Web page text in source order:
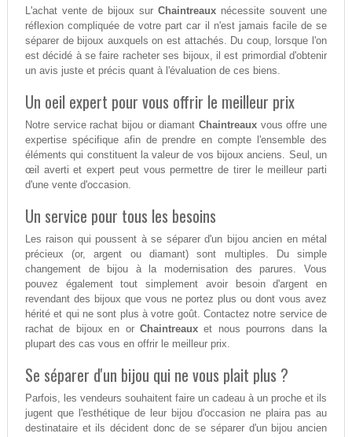
L'achat vente de bijoux surChaintreaux nécessite souvent une
réflexion compliquée de votre part car il n'est jamais facile de se
séparer de bijoux auxquels on est attachés. Du coup, lorsque l'on
est décidé à se faire racheter ses bijoux, il est primordial d'obtenir
un avis juste et précis quant à l'évaluation de ces biens.
Un oeil expert pour vous offrir le meilleur prix
Notre service rachat bijou or diamantChaintreaux vous offre une
expertise spécifique afin de prendre en compte l'ensemble des
éléments qui constituent la valeur de vos bijoux anciens. Seul, un
œil averti et expert peut vous permettre de tirer le meilleur parti
d'une vente d'occasion.
Un service pour tous les besoins
Les raison qui poussent à se séparer d'un bijou ancien en métal
précieux (or, argent ou diamant) sont multiples. Du simple
changement de bijou à la modernisation des parures. Vous
pouvez également tout simplement avoir besoin d'argent en
revendant des bijoux que vous ne portez plus ou dont vous avez
hérité et qui ne sont plus à votre goût. Contactez notre service de
rachat de bijoux en or Chaintreaux et nous pourrons dans la
plupart des cas vous en offrir le meilleur prix.
Se séparer d'un bijou qui ne vous plait plus ?
Parfois, les vendeurs souhaitent faire un cadeau à un proche et ils
jugent que l'esthétique de leur bijou d'occasion ne plaira pas au
destinataire et ils décident donc de se séparer d'un bijou ancien